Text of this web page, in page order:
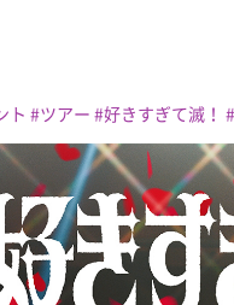
ト ツアー 好きすぎて滅！